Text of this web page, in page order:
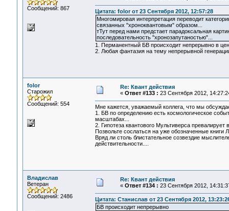
Сообщений: 867
Цитата: folor от 23 Сентября 2012, 12:57:28
Многомировая интерпретация переводит
связанных "хроноквантовым" образом...
тТут перед нами предстает парадоксальная
последовательность "хронозапутаностью"...
1. Перманентный БВ происходит непрерывно в
2. Любая фантазия на тему непрерывной
folor
Старожил
Сообщений: 554
Re: Квант действия
« Ответ #133 : 23 Сентября 2012,
Мне кажется, уважаемый коллега, что мы
1. БВ по определению есть космологическое
масштабах...
2. Гипотеза квантового Мультиверса
Позвольте сослаться на уже обозначенные книги
Вряд ли столь блистательное созвездие
действительности....
Владислав
Ветеран
Сообщений: 2486
Re: Квант действия
« Ответ #134 : 23 Сентября 2012,
Цитата: Станислав от 23 Сентября 2012,
БВ происходит непрерывно